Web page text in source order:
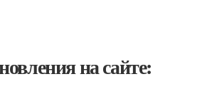
на сайте: